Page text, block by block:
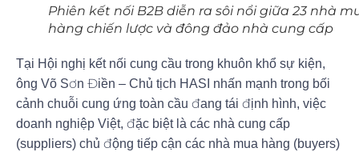
Phiên kết nối B2B diễn ra sôi nổi giữa 23 nhà
hàng chiến lược và đông đảo nhà cung cấp
Tại Hội nghị kết nối cung cầu trong khuôn khổ sự kiện,
ông Võ Sơn Điền – Chủ tịch HASI nhấn mạnh trong bối
cảnh chuỗi cung ứng toàn cầu đang tái định hình, việc
doanh nghiệp Việt, đặc biệt là các nhà cung cấp
(suppliers) chủ động tiếp cận các nhà mua hàng (buyers)